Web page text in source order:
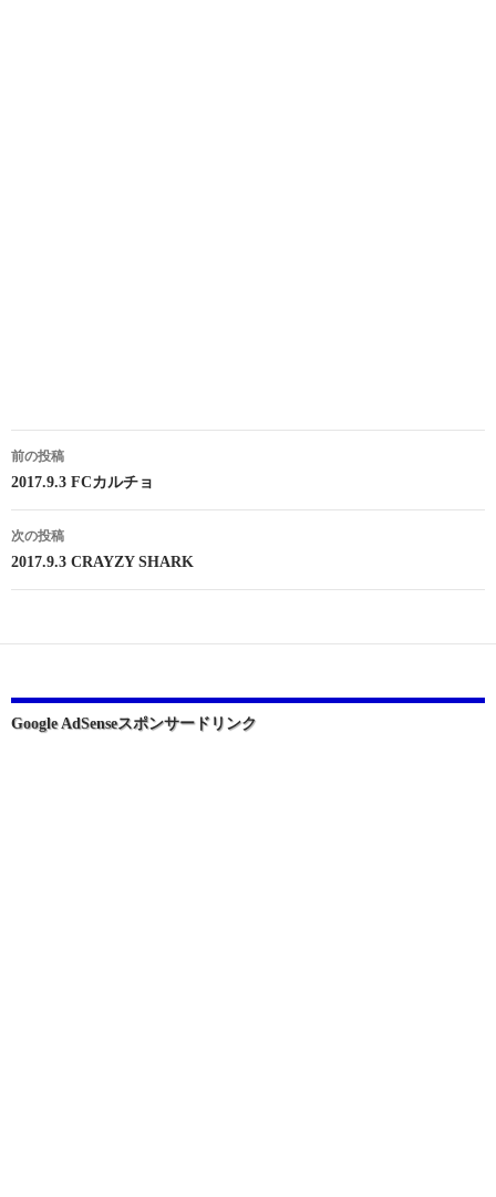
投
稿
ナ
ビ
ー
ョ
前の投稿
2017.9.3 FCカルチョ
次の投稿
2017.9.3 CRAYZY SHARK
Google AdSenseスポンサードリンク